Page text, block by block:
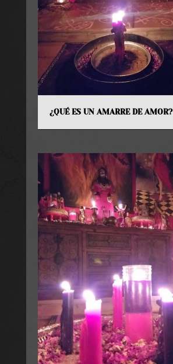
¿QUÉ ES UN AMARRE DE AMOR?